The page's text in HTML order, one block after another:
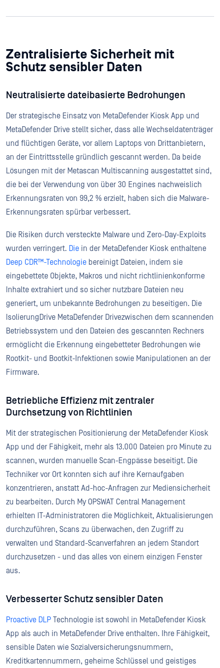
Zentralisierte Sicherheit mit
Schutz sensibler Daten
Neutralisierte dateibasierte Bedrohungen
Der strategische Einsatz von MetaDefender Kiosk App und
MetaDefender Drive stellt sicher, dass alle Wechseldatenträger
und flüchtigen Geräte, vor allem Laptops von Drittanbietern,
an der Eintrittsstelle gründlich gescannt werden. Da beide
Lösungen mit der Metascan Multiscanning ausgestattet sind,
die bei der Verwendung von über 30 Engines nachweislich
Erkennungsraten von 99,2 % erzielt, haben sich die Malware-
Erkennungsraten spürbar verbessert.
Die Risiken durch versteckte Malware und Zero-Day-Exploits
wurden verringert. Die in der MetaDefender Kiosk enthaltene
Deep CDR™-Technologie bereinigt Dateien, indem sie
eingebettete Objekte, Makros und nicht richtlinienkonforme
Inhalte extrahiert und so sicher nutzbare Dateien neu
generiert, um unbekannte Bedrohungen zu beseitigen. Die
IsolierungDrive MetaDefender Drivezwischen dem scannenden
Betriebssystem und den Dateien des gescannten Rechners
ermöglicht die Erkennung eingebetteter Bedrohungen wie
Rootkit- und Bootkit-Infektionen sowie Manipulationen an der
Firmware.
Betriebliche Effizienz mit zentraler
Durchsetzung von Richtlinien
Mit der strategischen Positionierung der MetaDefender Kiosk
App und der Fähigkeit, mehr als 13.000 Dateien pro Minute zu
scannen, wurden manuelle Scan-Engpässe beseitigt. Die
Techniker vor Ort konnten sich auf ihre Kernaufgaben
konzentrieren, anstatt Ad-hoc-Anfragen zur Mediensicherheit
zu bearbeiten. Durch My OPSWAT Central Management
erhielten IT-Administratoren die Möglichkeit, Aktualisierungen
durchzuführen, Scans zu überwachen, den Zugriff zu
verwalten und Standard-Scanverfahren an jedem Standort
durchzusetzen - und das alles von einem einzigen Fenster
aus.
Verbesserter Schutz sensibler Daten
Proactive DLP Technologie ist sowohl in MetaDefender Kiosk
App als auch in MetaDefender Drive enthalten. Ihre Fähigkeit,
sensible Daten wie Sozialversicherungsnummern,
Kreditkartennummern, geheime Schlüssel und geistiges